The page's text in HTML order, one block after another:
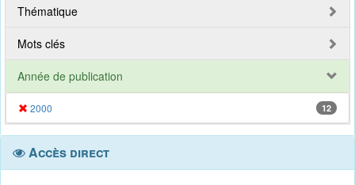
Thématique
Mots clés
Année de publication
2000 12
Accès direct